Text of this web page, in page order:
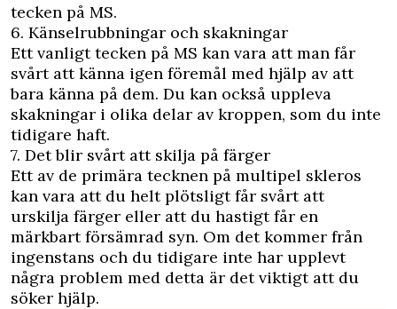
tecken på MS.
6. Känselrubbningar och skakningar
Ett vanligt tecken på MS kan vara att man får
svårt att känna igen föremål med hjälp av att
bara känna på dem. Du kan också uppleva
skakningar i olika delar av kroppen, som du inte
tidigare haft.
7. Det blir svårt att skilja på färger
Ett av de primära tecknen på multipel skleros
kan vara att du helt plötsligt får svårt att
urskilja färger eller att du hastigt får en
märkbart försämrad syn. Om det kommer från
ingenstans och du tidigare inte har upplevt
några problem med detta är det viktigt att du
söker hjälp.